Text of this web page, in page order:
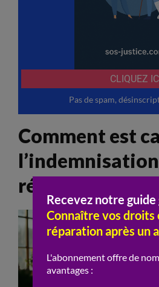
Comment est
référentiels